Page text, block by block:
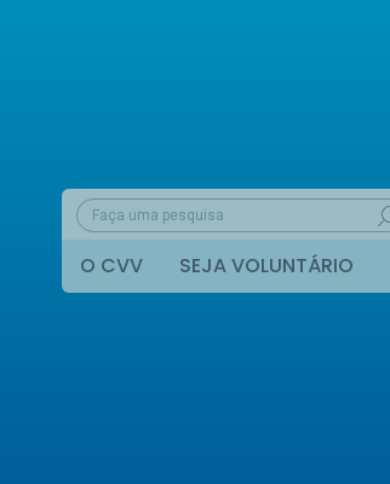
O CVV SEJA VOLUNTÁRIO